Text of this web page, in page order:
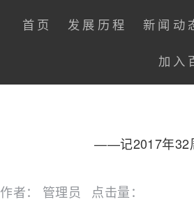
首页 发展历程 新闻动
加入
——记2017年32
作者： 管理员 点击量：